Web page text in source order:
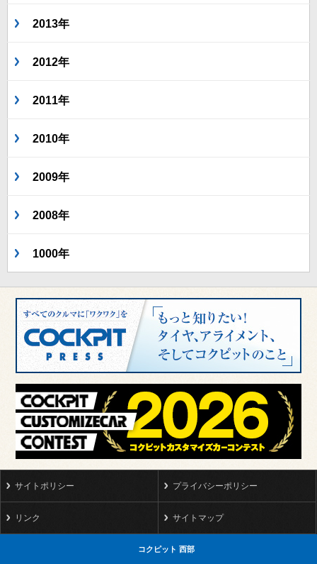
2013年
2012年
2011年
2010年
2009年
2008年
1000年
サイトポリシー プライバシーポリシー
リンク サイトマップ
コクピット 西部